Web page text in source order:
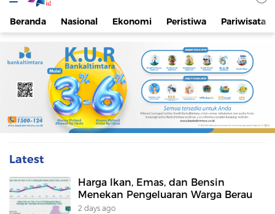
IT-NEWS
Update Cepat, Cerdas, dan Terpercaya
Beranda Nasional Ekonomi Peristiwa Pariwisata
Latest
Harga Ikan, Emas, dan Bensin
Menekan Pengeluaran Warga Berau
2 days ago